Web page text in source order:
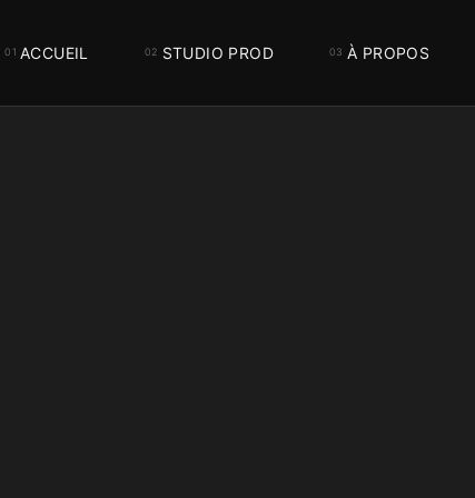
ACCUEIL STUDIO PROD À PROPOS